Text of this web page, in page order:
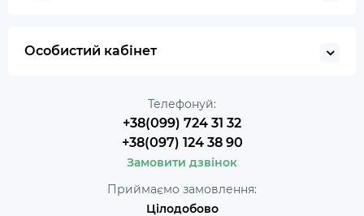
Особистий кабінет
Телефонуй:
+38(099) 724 31 32
+38(097) 124 38 90
Замовити дзвінок
Приймаємо замовлення:
Цілодобово